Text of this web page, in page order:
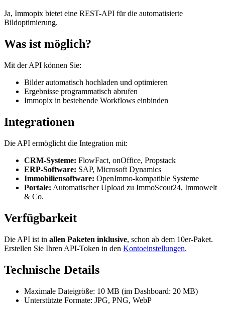
Ja, Immopix bietet eine REST-API für die automatisierte
Bildoptimierung.
Was ist möglich?
Mit der API können Sie:
Bilder automatisch hochladen und optimieren
Ergebnisse programmatisch abrufen
Immopix in bestehende Workflows einbinden
Integrationen
Die API ermöglicht die Integration mit:
CRM-Systeme: FlowFact, onOffice, Propstack
ERP-Software: SAP, Microsoft Dynamics
Immobiliensoftware: OpenImmo-kompatible Systeme
Portale: Automatischer Upload zu ImmoScout24, Immowelt
& Co.
Verfügbarkeit
Die API ist in allen Paketen inklusive, schon ab dem 10er-Paket.
Erstellen Sie Ihren API-Token in den Kontoeinstellungen.
Technische Details
Maximale Dateigröße: 10 MB (im Dashboard: 20 MB)
Unterstützte Formate: JPG, PNG, WebP